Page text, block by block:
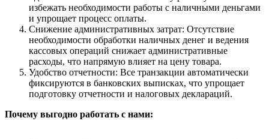
избежать необходимости работы с наличными деньгами
и упрощает процесс оплаты.
Снижение административных затрат: Отсутствие
необходимости обработки наличных денег и ведения
кассовых операций снижает административные
расходы, что напрямую влияет на цену товара.
Удобство отчетности: Все транзакции автоматически
фиксируются в банковских выписках, что упрощает
подготовку отчетности и налоговых деклараций.
Почему выгодно работать с нами: